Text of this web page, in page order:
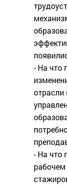
- На что
отрасли
- На что
рабочем